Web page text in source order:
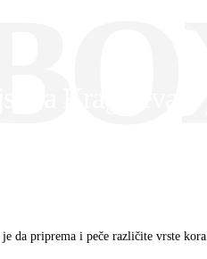
je da priprema i peče različite vrste